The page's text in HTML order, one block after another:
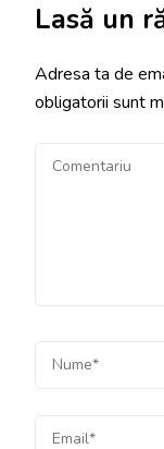
Lasă un
Adresa ta de
obligatorii sunt